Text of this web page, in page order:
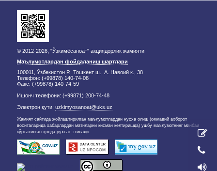
© 2012-2026, "Ўзкимёсаноат" акциядорлик жамияти
Маълумотлардан фойдаланиш шартлари
100011, Ўзбекистон Р., Тошкент ш., А. Навоий к., 38
Телефон: (+99878) 140-74-08
Факс: (+99878) 140-74-59
Ишонч телефони: (+99871) 200-74-48
Электрон қути: uzkimyosanoat@uks.uz
Жамият сайтида жойлаштирилган маълумотлардан нусха олиш (оммавий ахборот
воситаларида хабарлардан матнларни қисман келтиришда) ушбу маълумотнинг манбаи
кўрсатилган ҳолда рухсат этилади.